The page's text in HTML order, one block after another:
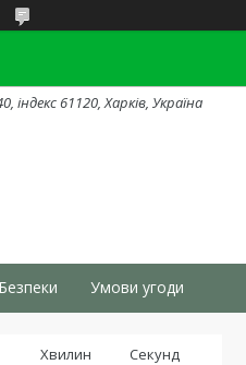
індекс 61120, Харків, Україна
Умови угоди
Хвилин Секунд